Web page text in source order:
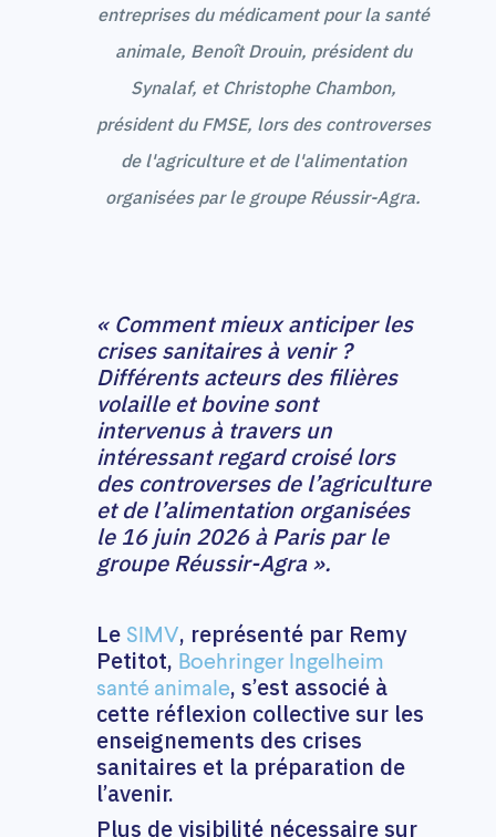
entreprises du médicament pour la santé
animale, Benoît Drouin, président du
Synalaf, et Christophe Chambon,
président du FMSE, lors des controverses
de l'agriculture et de l'alimentation
organisées par le groupe Réussir-Agra.
« Comment mieux anticiper les
crises sanitaires à venir ?
Différents acteurs des filières
volaille et bovine sont
intervenus à travers un
intéressant regard croisé lors
des controverses de l’agriculture
et de l’alimentation organisées
le 16 juin 2026 à Paris par le
groupe Réussir-Agra ».
Le SIMV, représenté par Remy
Petitot, Boehringer Ingelheim
santé animale, s’est associé à
cette réflexion collective sur les
enseignements des crises
sanitaires et la préparation de
l’avenir.
Plus de visibilité nécessaire sur